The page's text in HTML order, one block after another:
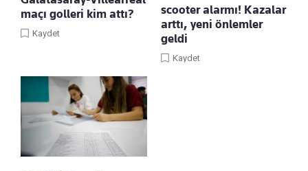
maçı golleri kim attı?
Kaydet
scooter alarmı! Kazalar
arttı, yeni önlemler
geldi
Kaydet